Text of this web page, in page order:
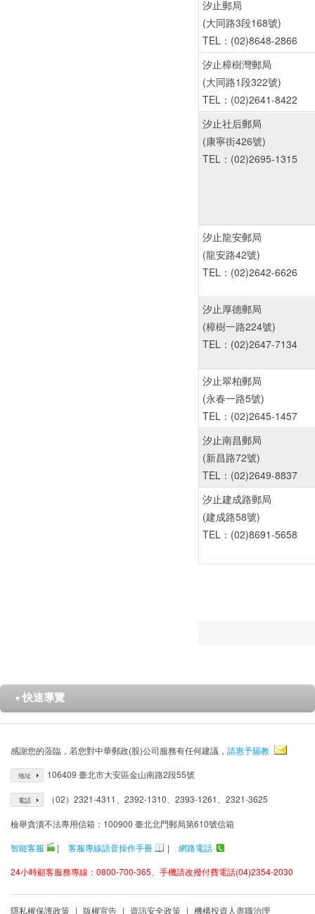
汐止郵局
(大同路3段168號)
TEL：(02)8648-2866
汐止樟樹灣郵局
(大同路1段322號)
TEL：(02)2641-8422
汐止社后郵局
(康寧街426號)
TEL：(02)2695-1315
汐止龍安郵局
(龍安路42號)
TEL：(02)2642-6626
汐止厚德郵局
(樟樹一路224號)
TEL：(02)2647-7134
汐止翠柏郵局
(永春一路5號)
TEL：(02)2645-1457
汐止南昌郵局
(新昌路72號)
TEL：(02)2649-8837
汐止建成路郵局
(建成路58號)
TEL：(02)8691-5658
▼ 快速導覽
感謝您的蒞臨，若您對中華郵政(股)公司服務有任何建議， 請惠予賜教
地址 106409 臺北市大安區金山南路2段55號
電話 （02）2321-4311、2392-1310、2393-1261、2321-3625
檢舉貪瀆不法專用信箱：100900 臺北北門郵局第610號信箱
智能客服
| 客服專線語音操作手冊 |
網路電話
24小時顧客服務專線：0800-700-365、手機請改撥付費電話(04)2354-2030
隱私權保護政策 | 版權宣告 | 資訊安全政策 | 機構投資人盡職治理